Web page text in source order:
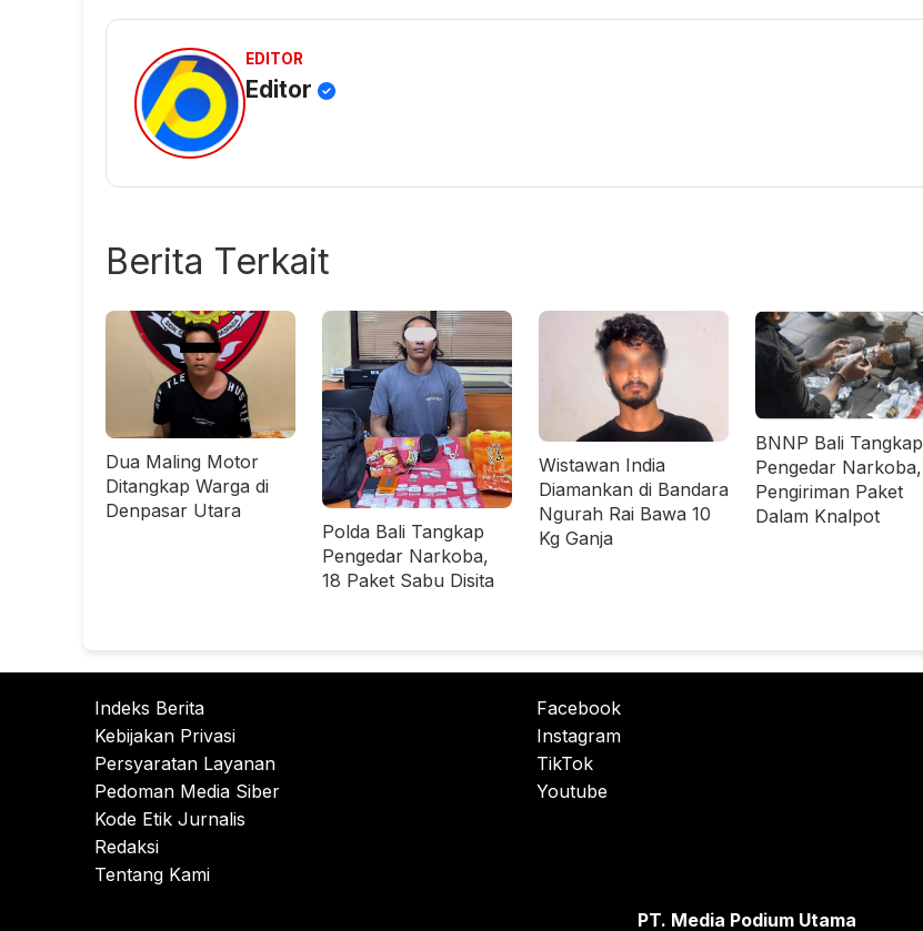
EDITOR
Editor
Berita Terkait
Dua Maling Motor
Ditangkap Warga di
Denpasar Utara
Polda Bali Tangkap
Pengedar Narkoba,
18 Paket Sabu Disita
Wistawan India
Diamankan di Bandara
Ngurah Rai Bawa 10
Kg Ganja
BNNP Bali Tangkap
Pengedar Narkoba,
Pengiriman Paket
Dalam Knalpot
Indeks Berita
Kebijakan Privasi
Persyaratan Layanan
Pedoman Media Siber
Kode Etik Jurnalis
Redaksi
Tentang Kami
Facebook
Instagram
TikTok
Youtube
PT. Media Podium Utama